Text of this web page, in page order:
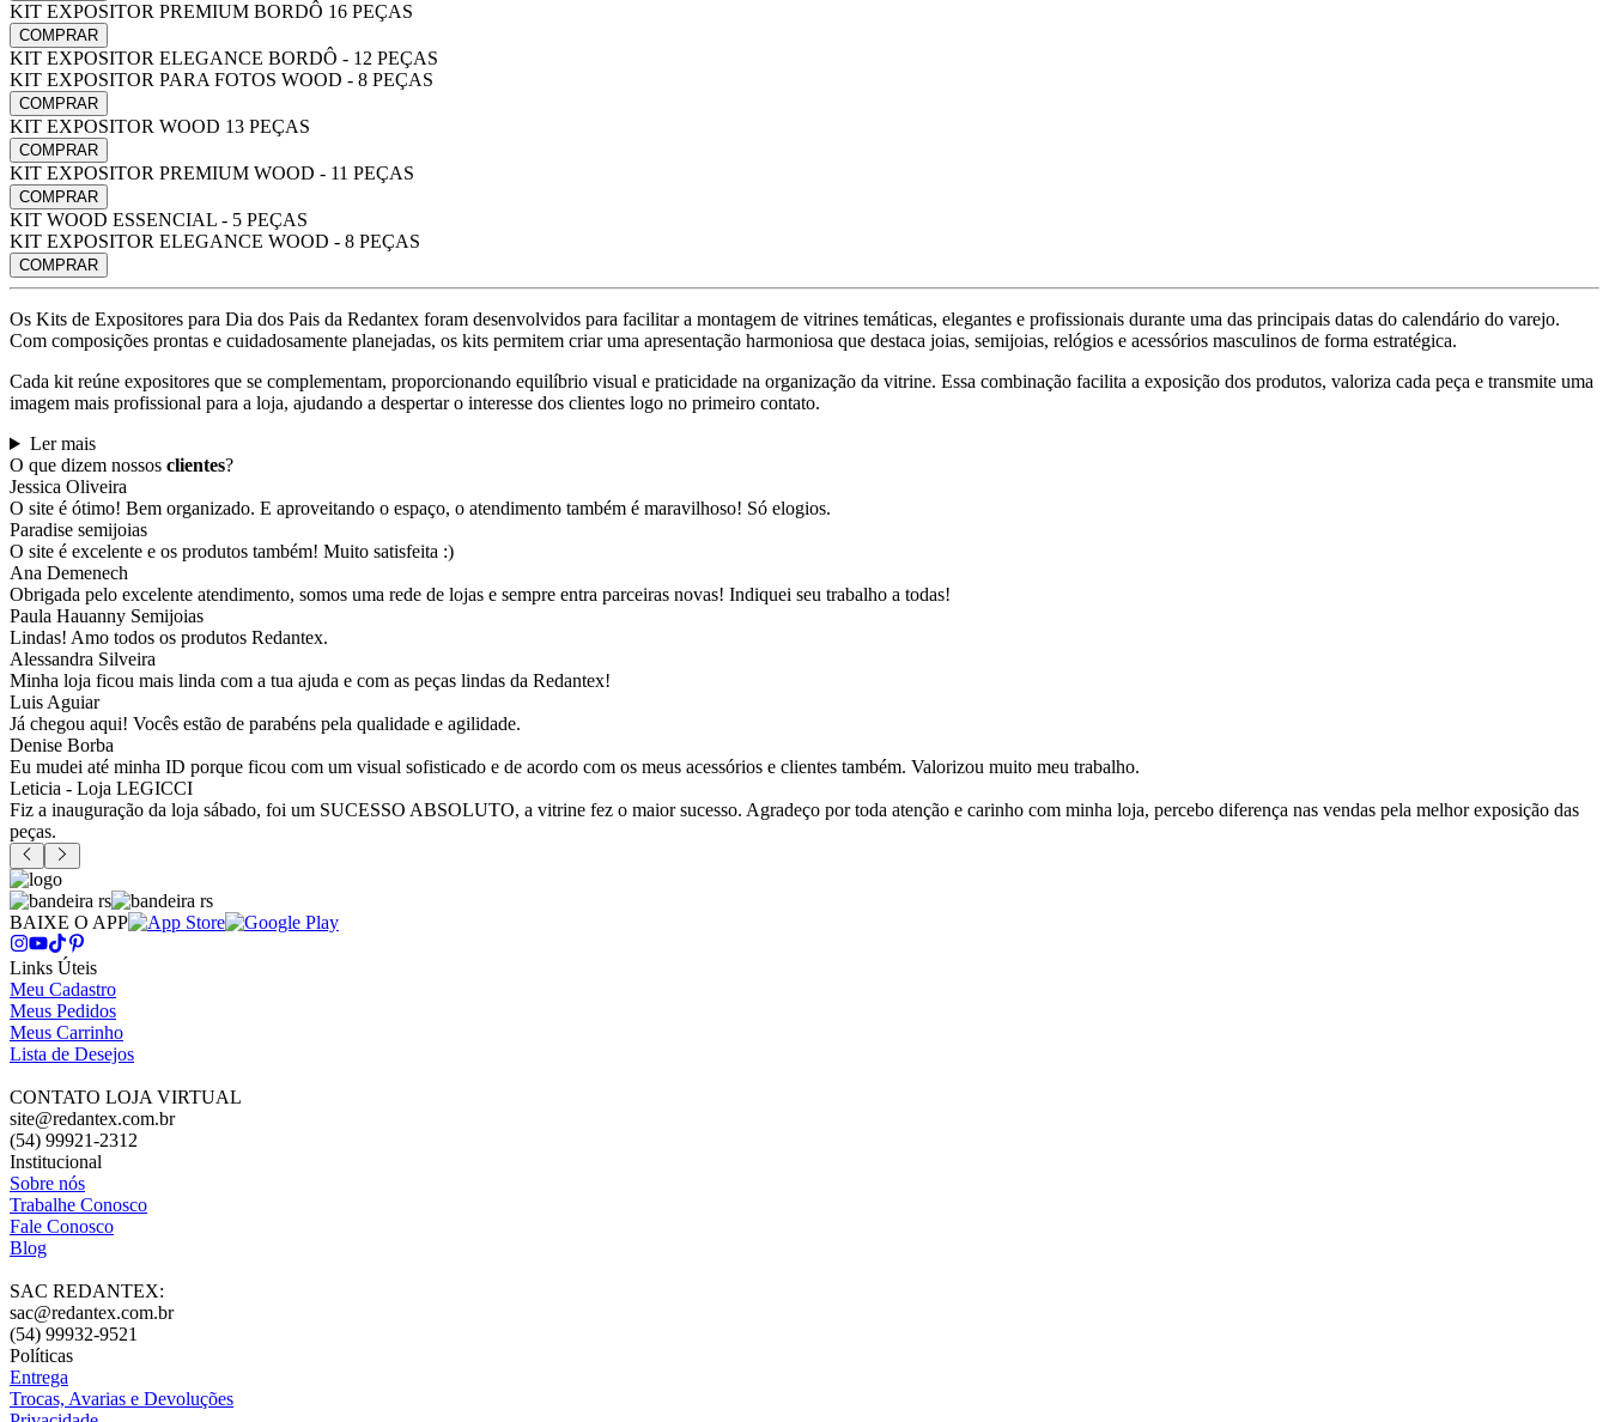
KIT EXPOSITOR PREMIUM BORDÔ 16 PEÇAS
COMPRAR
KIT EXPOSITOR ELEGANCE BORDÔ - 12 PEÇAS
KIT EXPOSITOR PARA FOTOS WOOD - 8 PEÇAS
COMPRAR
KIT EXPOSITOR WOOD 13 PEÇAS
COMPRAR
KIT EXPOSITOR PREMIUM WOOD - 11 PEÇAS
COMPRAR
KIT WOOD ESSENCIAL - 5 PEÇAS
KIT EXPOSITOR ELEGANCE WOOD - 8 PEÇAS
COMPRAR
Os Kits de Expositores para Dia dos Pais da Redantex foram desenvolvidos para facilitar a montagem de vitrines temáticas, elegantes e profissionais durante uma das principais datas do calendário do varejo.
Com composições prontas e cuidadosamente planejadas, os kits permitem criar uma apresentação harmoniosa que destaca joias, semijoias, relógios e acessórios masculinos de forma estratégica.
Cada kit reúne expositores que se complementam, proporcionando equilíbrio visual e praticidade na organização da vitrine. Essa combinação facilita a exposição dos produtos, valoriza cada peça e transmite uma
imagem mais profissional para a loja, ajudando a despertar o interesse dos clientes logo no primeiro contato.
Ler mais
O que dizem nossos clientes?
Jessica Oliveira
O site é ótimo! Bem organizado. E aproveitando o espaço, o atendimento também é maravilhoso! Só elogios.
Paradise semijoias
O site é excelente e os produtos também! Muito satisfeita :)
Ana Demenech
Obrigada pelo excelente atendimento, somos uma rede de lojas e sempre entra parceiras novas! Indiquei seu trabalho a todas!
Paula Hauanny Semijoias
Lindas! Amo todos os produtos Redantex.
Alessandra Silveira
Minha loja ficou mais linda com a tua ajuda e com as peças lindas da Redantex!
Luis Aguiar
Já chegou aqui! Vocês estão de parabéns pela qualidade e agilidade.
Denise Borba
Eu mudei até minha ID porque ficou com um visual sofisticado e de acordo com os meus acessórios e clientes também. Valorizou muito meu trabalho.
Leticia - Loja LEGICCI
Fiz a inauguração da loja sábado, foi um SUCESSO ABSOLUTO, a vitrine fez o maior sucesso. Agradeço por toda atenção e carinho com minha loja, percebo diferença nas vendas pela melhor exposição das
peças.
BAIXE O APP
Links Úteis
Meu Cadastro
Meus Pedidos
Meus Carrinho
Lista de Desejos
CONTATO LOJA VIRTUAL
site@redantex.com.br
(54) 99921-2312
Institucional
Sobre nós
Trabalhe Conosco
Fale Conosco
Blog
SAC REDANTEX:
sac@redantex.com.br
(54) 99932-9521
Políticas
Entrega
Trocas, Avarias e Devoluções